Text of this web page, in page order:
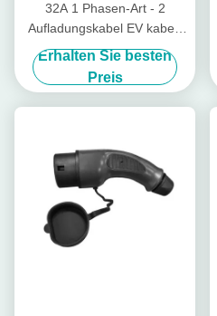
32A 1 Phasen-Art - 2
Aufladungskabel EV kabel-
240V TPU
Erhalten Sie besten
Preis